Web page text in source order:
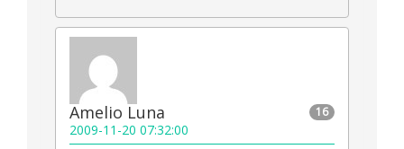
16
Amelio Luna
2009-11-20 07:32:00